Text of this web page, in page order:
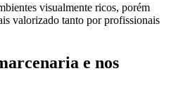
visualmente ricos, porém
valorizado tanto por profissionais
e nos